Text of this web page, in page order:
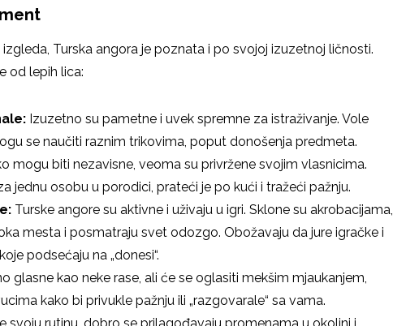
Turska angora je poznata i po svojoj izuzetnoj ličnosti.
od lepih lica:
Izuzetno su pametne i uvek spremne za istraživanje. Vole
se naučiti raznim trikovima, poput donošenja predmeta.
mogu biti nezavisne, veoma su privržene svojim vlasnicima.
jednu osobu u porodici, prateći je po kući i tražeći pažnju.
Turske angore su aktivne i uživaju u igri. Sklone su akrobacijama,
mesta i posmatraju svet odozgo. Obožavaju da jure igračke i
podsećaju na „donesi“.
glasne kao neke rase, ali će se oglasiti mekšim mjaukanjem,
kako bi privukle pažnju ili „razgovarale“ sa vama.